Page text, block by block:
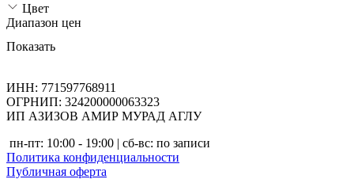
Цвет
Диапазон цен
Показать
ИНН: 771597768911
ОГРНИП: 324200000063323
ИП АЗИЗОВ АМИР МУРАД АГЛУ
пн-пт: 10:00 - 19:00 | сб-вс: по записи
Политика конфиденциальности
Публичная оферта